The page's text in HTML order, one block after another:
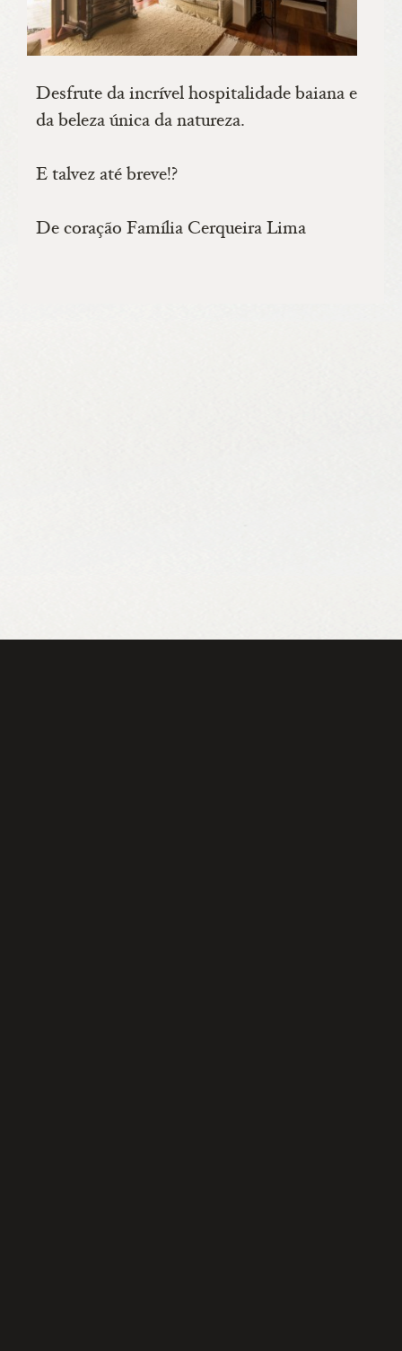
Desfrute da incrível hospitalidade baiana e
da beleza única da natureza.
E talvez até breve!?
De coração Família Cerqueira Lima